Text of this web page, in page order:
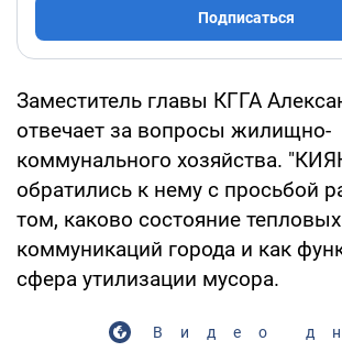
Подписаться
Заместитель главы КГГА
отвечает за вопросы жилищно-
коммунального хозяйства.
обратились к нему с просьбой
том, каково состояние тепловых
коммуникаций города и как
сфера утилизации мусора.
Видео